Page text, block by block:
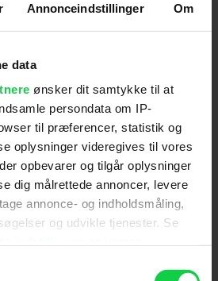
Annonceindstillinger Om
data
ønsker dit samtykke til at
persondata om IP-
til præferencer, statistik og
oplysninger videregives til vores
opbevarer og tilgår oplysninger
dig målrettede annoncer, levere
annonce- og indholdsmåling,
og udvikle tjenester. Se
film- og serietips: